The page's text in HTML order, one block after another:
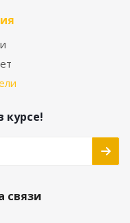
курсе!
связи